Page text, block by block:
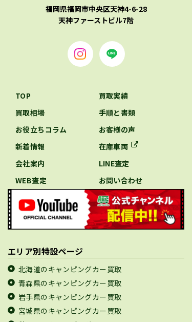
福岡県福岡市中央区天神4-6-28
天神ファーストビル7階
TOP
買取実績
買取相場
手順と書類
お役立ちコラム
お客様の声
新着情報
在庫車両
会社案内
LINE査定
WEB査定
お問い合わせ
エリア別特設ページ
北海道のキャンピングカー買取
青森県のキャンピングカー買取
岩手県のキャンピングカー買取
宮城県のキャンピングカー買取